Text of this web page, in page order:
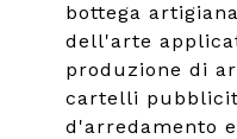
bottega
dell'arte
produzione di
cartelli
d'arredamento